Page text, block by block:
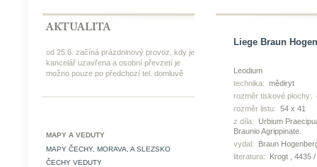
od 25.6. začíná prázdninový provoz, kdy je
kancelář uzavřena a osobní převzetí je
možno pouze po předchozí tel. domluvě
MAPY A VEDUTY
MAPY ČECHY, MORAVA, A SLEZSKO
ČECHY VEDUTY
Liege Braun
Leodium
technika: mědiryt
rozměr tiskové plochy:
rozměr listu: 54 x 41
z díla:
Urbium
Braunio Agrippinate.
vydal:
Braun
literatura:
Krogt , 4435 /